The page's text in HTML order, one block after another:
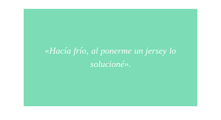
«Hacía frío, al ponerme un jersey lo
solucioné».